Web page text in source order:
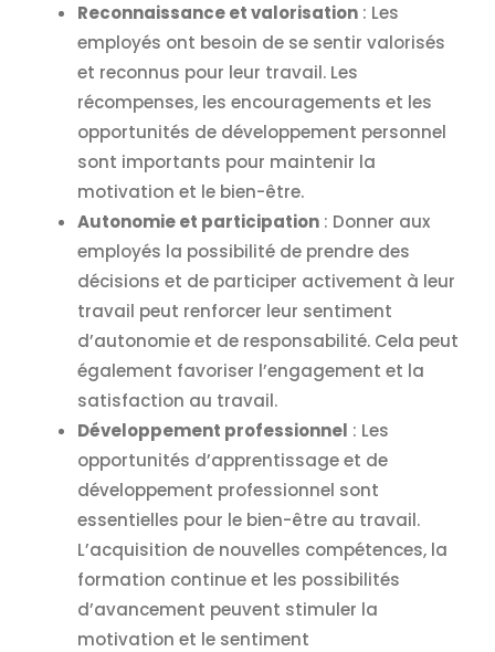
Reconnaissance et valorisation: Les
employés ont besoin de se sentir valorisés
et reconnus pour leur travail. Les
récompenses, les encouragements et les
opportunités de développement personnel
sont importants pour maintenir la
motivation et le bien-être.
Autonomie et participation: Donner aux
employés la possibilité de prendre des
décisions et de participer activement à leur
travail peut renforcer leur sentiment
d’autonomie et de responsabilité. Cela peut
également favoriser l’engagement et la
satisfaction au travail.
Développement professionnel : Les
opportunités d’apprentissage et de
développement professionnel sont
essentielles pour le bien-être au travail.
L’acquisition de nouvelles compétences, la
formation continue et les possibilités
d’avancement peuvent stimuler la
motivation et le sentiment